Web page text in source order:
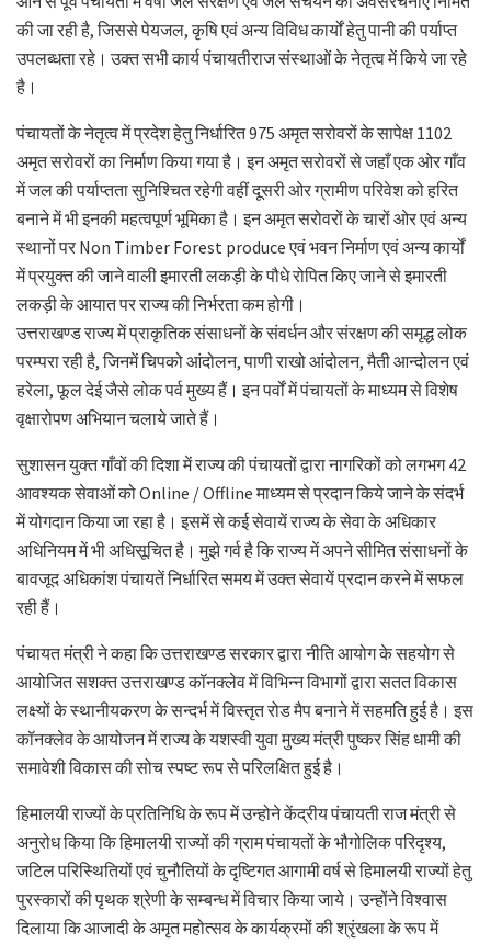
की जा रही है, जिससे पेयजल, कृषि एवं अन्य विविध कार्यों हेतु पानी की पर्याप्त
उपलब्धता रहे। उक्त सभी कार्य पंचायतीराज संस्थाओं के नेतृत्व में किये जा रहे
है।
पंचायतों के नेतृत्व में प्रदेश हेतु निर्धारित 975 अमृत सरोवरों के सापेक्ष 1102
अमृत सरोवरों का निर्माण किया गया है। इन अमृत सरोवरों से जहाँ एक ओर गाँव
में जल की पर्याप्तता सुनिश्चित रहेगी वहीं दूसरी ओर ग्रामीण परिवेश को हरित
बनाने में भी इनकी महत्वपूर्ण भूमिका है। इन अमृत सरोवरों के चारों ओर एवं अन्य
स्थानों पर Non Timber Forest produce एवं भवन निर्माण एवं अन्य कार्यों
में प्रयुक्त की जाने वाली इमारती लकड़ी के पौधे रोपित किए जाने से इमारती
लकड़ी के आयात पर राज्य की निर्भरता कम होगी।
उत्तराखण्ड राज्य में प्राकृतिक संसाधनों के संवर्धन और संरक्षण की समृद्ध लोक
परम्परा रही है, जिनमें चिपको आंदोलन, पाणी राखो आंदोलन, मैती आन्दोलन एवं
हरेला, फूल देई जैसे लोक पर्व मुख्य हैं। इन पर्वों में पंचायतों के माध्यम से विशेष
वृक्षारोपण अभियान चलाये जाते हैं।
सुशासन युक्त गाँवों की दिशा में राज्य की पंचायतों द्वारा नागरिकों को लगभग 42
आवश्यक सेवाओं को Online / Offline माध्यम से प्रदान किये जाने के संदर्भ
में योगदान किया जा रहा है। इसमें से कई सेवायें राज्य के सेवा के अधिकार
अधिनियम में भी अधिसूचित है। मुझे गर्व है कि राज्य में अपने सीमित संसाधनों के
बावजूद अधिकांश पंचायतें निर्धारित समय में उक्त सेवायें प्रदान करने में सफल
रही हैं।
पंचायत मंत्री ने कहा कि उत्तराखण्ड सरकार द्वारा नीति आयोग के सहयोग से
आयोजित सशक्त उत्तराखण्ड कॉनक्लेव में विभिन्न विभागों द्वारा सतत विकास
लक्ष्यों के स्थानीयकरण के सन्दर्भ में विस्तृत रोड मैप बनाने में सहमति हुई है। इस
कॉनक्लेव के आयोजन में राज्य के यशस्वी युवा मुख्य मंत्री पुष्कर सिंह धामी की
समावेशी विकास की सोच स्पष्ट रूप से परिलक्षित हुई है।
हिमालयी राज्यों के प्रतिनिधि के रूप में उन्होने केंद्रीय पंचायती राज मंत्री से
अनुरोध किया कि हिमालयी राज्यों की ग्राम पंचायतों के भौगोलिक परिदृश्य,
जटिल परिस्थितियों एवं चुनौतियों के दृष्टिगत आगामी वर्ष से हिमालयी राज्यों हेतु
पुरस्कारों की पृथक श्रेणी के सम्बन्ध में विचार किया जाये। उन्होंने विश्वास
दिलाया कि आजादी के अमृत महोत्सव के कार्यक्रमों की श्रृंखला के रूप में